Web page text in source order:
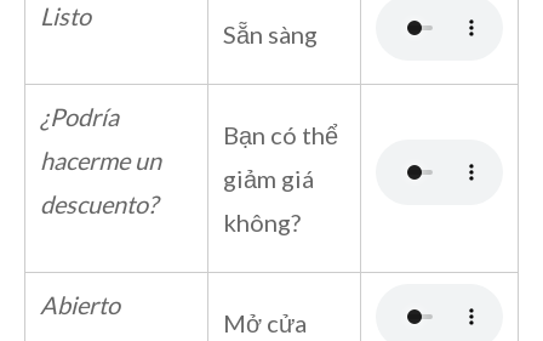
Listo
Sẵn sàng
¿Podría
hacerme un
descuento?
Bạn có thể
giảm giá
không?
Abierto
Mở cửa